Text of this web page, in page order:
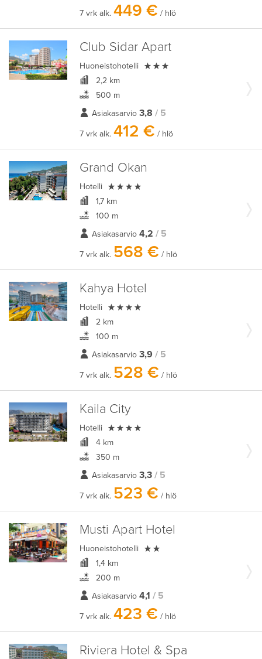
7 vrk alk. 449 € / hlö
Club Sidar Apart
Huoneistohotelli 
2,2 km
500 m
Asiakasarvio 3,8 / 5
7 vrk alk. 412 € / hlö
Grand Okan
Hotelli 
1,7 km
100 m
Asiakasarvio 4,2 / 5
7 vrk alk. 568 € / hlö
Kahya Hotel
Hotelli 
2 km
100 m
Asiakasarvio 3,9 / 5
7 vrk alk. 528 € / hlö
Kaila City
Hotelli 
4 km
350 m
Asiakasarvio 3,3 / 5
7 vrk alk. 523 € / hlö
Musti Apart Hotel
Huoneistohotelli 
1,4 km
200 m
Asiakasarvio 4,1 / 5
7 vrk alk. 423 € / hlö
Riviera Hotel & Spa